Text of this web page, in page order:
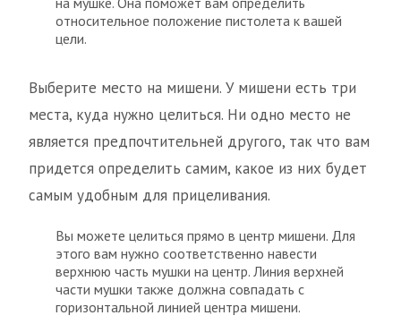
относительное положение пистолета к вашей
цели.
Выберите место на мишени. У мишени есть три
места, куда нужно целиться. Ни одно место не
является предпочтительней другого, так что вам
придется определить самим, какое из них будет
самым удобным для прицеливания.
Вы можете целиться прямо в центр мишени. Для
этого вам нужно соответственно навести
верхнюю часть мушки на центр. Линия верхней
части мушки также должна совпадать с
горизонтальной линией центра мишени.